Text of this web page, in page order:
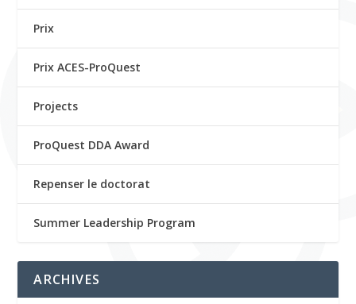
Prix
Prix ACES-ProQuest
Projects
ProQuest DDA Award
Repenser le doctorat
Summer Leadership Program
ARCHIVES